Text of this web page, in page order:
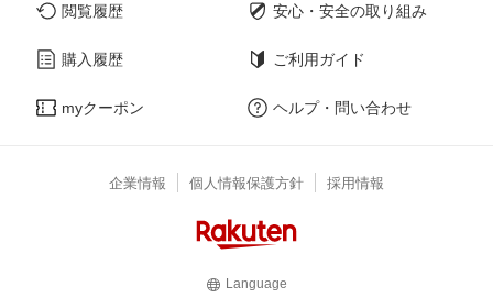
閲覧履歴
購入履歴
myクーポン
安心・安全の取り組み
ご利用ガイド
ヘルプ・問い合わせ
企業情報 個人情報保護方針 採用情報
Language